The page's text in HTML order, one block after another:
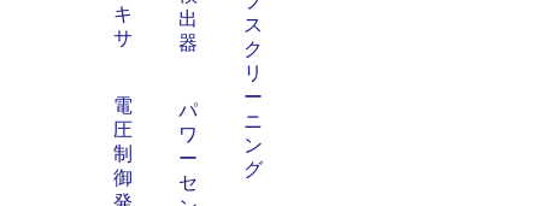
キ
サ
電
圧
制
御
発
出
器
パ
ワ
ー
セ
ス
ク
リ
ー
ニ
ン
グ